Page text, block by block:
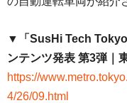
▼「SusHi Tech Tokyo
ンテンツ発表 第3弾｜
https://
4/26/09.html